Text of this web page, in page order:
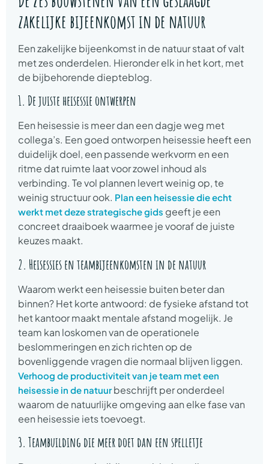
zakelijke bijeenkomst in de natuur
Een zakelijke bijeenkomst in de natuur staat of valt
met zes onderdelen. Hieronder elk in het kort, met
de bijbehorende diepteblog.
1. De juiste heisessie ontwerpen
Een heisessie is meer dan een dagje weg met
collega’s. Een goed ontworpen heisessie heeft een
duidelijk doel, een passende werkvorm en een
ritme dat ruimte laat voor zowel inhoud als
verbinding. Te vol plannen levert weinig op, te
weinig structuur ook. Plan een heisessie die echt
werkt met deze strategische gids geeft je een
concreet draaiboek waarmee je vooraf de juiste
keuzes maakt.
2. Heisessies en teambijeenkomsten in de natuur
Waarom werkt een heisessie buiten beter dan
binnen? Het korte antwoord: de fysieke afstand tot
het kantoor maakt mentale afstand mogelijk. Je
team kan loskomen van de operationele
beslommeringen en zich richten op de
bovenliggende vragen die normaal blijven liggen.
Verhoog de productiviteit van je team met een
heisessie in de natuurbeschrijft per onderdeel
waarom de natuurlijke omgeving aan elke fase van
een heisessie iets toevoegt.
3. Teambuilding die meer doet dan een spelletje